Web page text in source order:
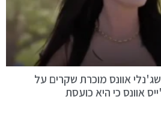
אוונס מוכרת שקרים על
אוונס כי היא כועסת